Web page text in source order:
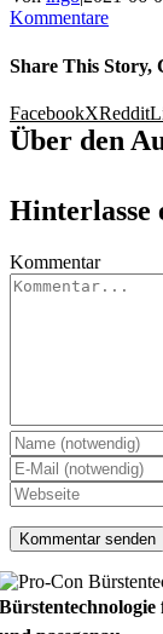
Kommentare
Share This Story,
FacebookXReddit
Über den
Hinterlasse
Kommentar